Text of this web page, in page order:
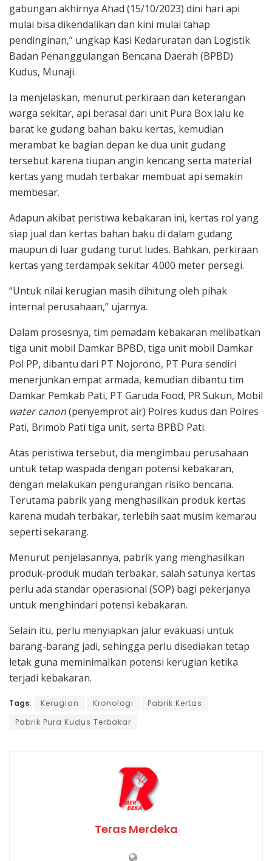
gabungan akhirnya Ahad (15/10/2023) dini hari api
mulai bisa dikendalikan dan kini mulai tahap
pendinginan,” ungkap Kasi Kedaruratan dan Logistik
Badan Penanggulangan Bencana Daerah (BPBD)
Kudus, Munaji.
Ia menjelaskan, menurut perkiraan dan keterangan
warga sekitar, api berasal dari unit Pura Box lalu ke
barat ke gudang bahan baku kertas, kemudian
merambat ke bagian depan ke dua unit gudang
tersebut karena tiupan angin kencang serta material
kertas yang mudah terbakar membuat api semakin
membesar.
Adapun akibat peristiwa kebakaran ini, kertas rol yang
siap jual dan kertas bahan baku di dalam gudang
maupun di luar gudang turut ludes. Bahkan, perkiraan
kertas yang terdampak sekitar 4.000 meter persegi.
“Untuk nilai kerugian masih dihitung oleh pihak
internal perusahaan,” ujarnya.
Dalam prosesnya, tim pemadam kebakaran melibatkan
tiga unit mobil Damkar BPBD, tiga unit mobil Damkar
Pol PP, dibantu dari PT Nojorono, PT Pura sendiri
menerjunkan empat armada, kemudian dibantu tim
Damkar Pemkab Pati, PT Garuda Food, PR Sukun, Mobil
water canon(penyemprot air) Polres kudus dan Polres
Pati, Brimob Pati tiga unit, serta BPBD Pati.
Atas peristiwa tersebut, dia mengimbau perusahaan
untuk tetap waspada dengan potensi kebakaran,
dengan melakukan pengurangan risiko bencana.
Terutama pabrik yang menghasilkan produk kertas
karena mudah terbakar, terlebih saat musim kemarau
seperti sekarang.
Menurut penjelasannya, pabrik yang menghasilkan
produk-produk mudah terbakar, salah satunya kertas
perlu ada standar operasional (SOP) bagi pekerjanya
untuk menghindari potensi kebakaran.
Selain itu, perlu menyiapkan jalur evakuasi untuk
barang-barang jadi, sehingga perlu disediakan tetap
letak guna meminimalkan potensi kerugian ketika
terjadi kebakaran.
Tags: Kerugian Kronologi
Pabrik Kertas
Pabrik Pura Kudus Terbakar
Teras Merdeka